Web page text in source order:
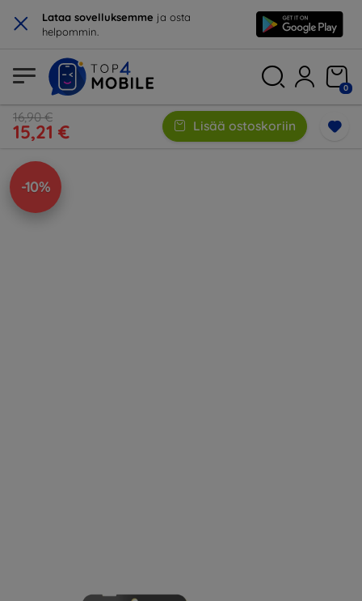
× Lataa sovelluksemme ja osta
helpommin.
0
16,90 €
15,21 € Lisää ostoskoriin
-10%